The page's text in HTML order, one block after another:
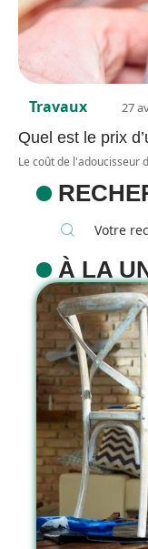
Travaux 27
Quel est le prix
Le coût de l'adoucisseur
À LA